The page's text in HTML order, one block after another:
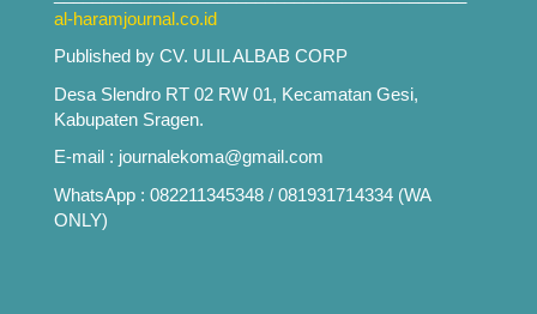
al-haramjournal.co.id
Published by CV. ULIL ALBAB CORP
Desa Slendro RT 02 RW 01, Kecamatan Gesi,
Kabupaten Sragen.
E-mail : journalekoma@gmail.com
WhatsApp : 082211345348 / 081931714334 (WA
ONLY)